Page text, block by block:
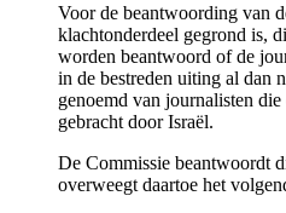
Voor de beantwoording van
klachtonderdeel gegrond is,
worden beantwoord of de
in de bestreden uiting al dan
genoemd van journalisten
gebracht door Israël.
De Commissie beantwoordt
overweegt daartoe het